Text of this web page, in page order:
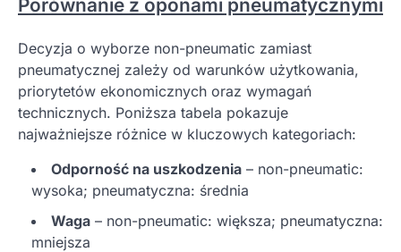
Porównanie z oponami pneumatycznymi
Decyzja o wyborze non-pneumatic zamiast
pneumatycznej zależy od warunków użytkowania,
priorytetów ekonomicznych oraz wymagań
technicznych. Poniższa tabela pokazuje
najważniejsze różnice w kluczowych kategoriach:
Odporność na uszkodzenia – non-pneumatic:
wysoka; pneumatyczna: średnia
Waga – non-pneumatic: większa; pneumatyczna:
mniejsza